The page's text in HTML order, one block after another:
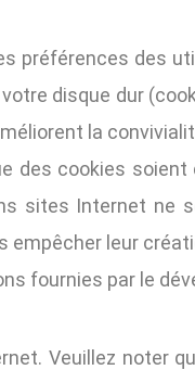
préférences des
disque dur
la
cookies
sites Internet ne
leur
fournies par le
Veuillez noter